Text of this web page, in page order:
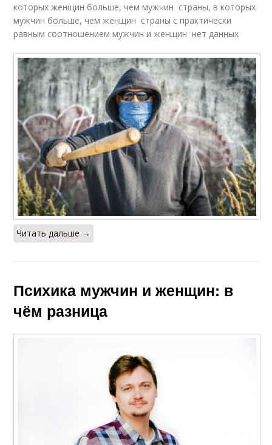
которых женщин больше, чем мужчин страны, в которых
мужчин больше, чем женщин страны с практически
равным соотношением мужчин и женщин нет данных
Читать дальше →
Психика мужчин и женщин: в
чём разница